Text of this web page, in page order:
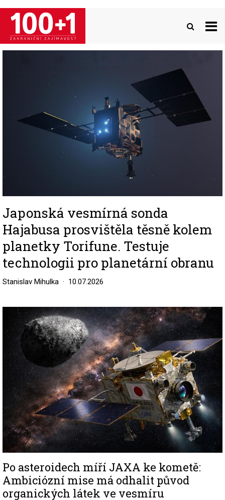
Přejít
hlavnímu
obsahu
Japonská vesmírná sonda
Hajabusa prosvištěla těsně kolem
planetky Torifune. Testuje
technologii pro planetární obranu
Stanislav Mihulka 10.07.2026
Image
Po asteroidech míří JAXA ke kometě:
Ambiciózní mise má odhalit původ
organických látek ve vesmíru